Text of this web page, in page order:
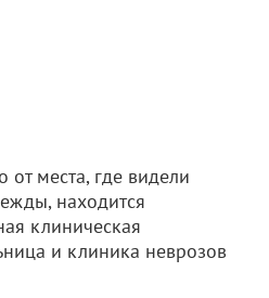
от места, где видели
находится
клиническая
и клиника неврозов